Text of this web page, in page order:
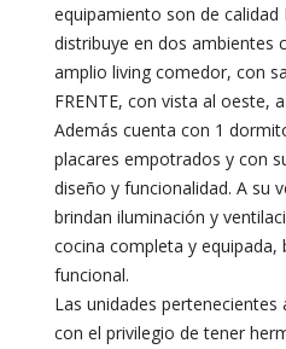
equipamiento son de calidad
distribuye en dos ambientes
amplio living comedor, con
FRENTE, con vista al oeste,
Además cuenta con 1
placares empotrados y con
diseño y funcionalidad. A su
brindan iluminación y
cocina completa y
funcional.
Las unidades
con el privilegio de tener